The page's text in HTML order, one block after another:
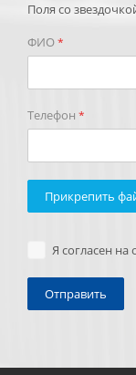
Поля со
ФИО*
Телефон *
Прикрепить
Я согласен